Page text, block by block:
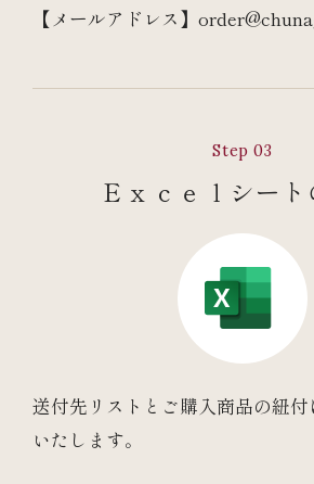
【メールアドレス】
Step 03
Ｅｘｃｅｌシー
送付先リストとご購入商品の紐
いたします。